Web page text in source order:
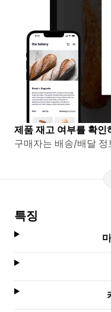
제품 재고 여부를 확인
구매자는 배송/배달
특징